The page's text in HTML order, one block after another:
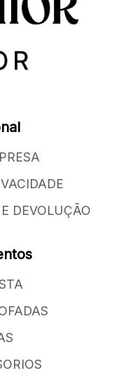
DEVOLUÇÃO